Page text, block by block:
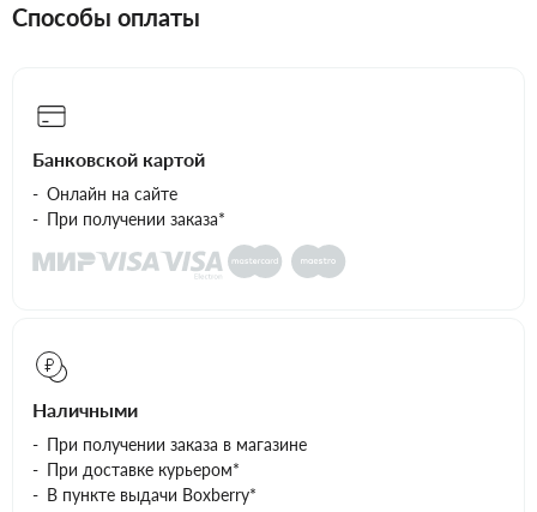
Способы оплаты
Банковской картой
Онлайн на сайте
При получении заказа*
Наличными
При получении заказа в магазине
При доставке курьером*
В пункте выдачи Boxberry*